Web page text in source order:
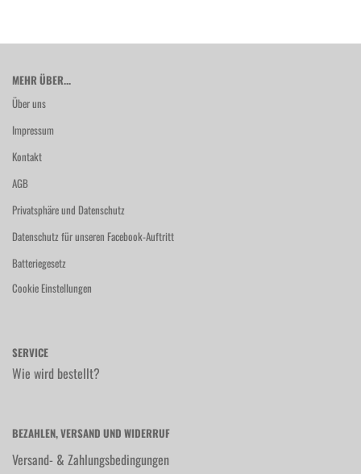
MEHR ÜBER...
Über uns
Impressum
Kontakt
AGB
Privatsphäre und Datenschutz
Datenschutz für unseren Facebook-Auftritt
Batteriegesetz
Cookie Einstellungen
SERVICE
Wie wird bestellt?
BEZAHLEN, VERSAND UND WIDERRUF
Versand- & Zahlungsbedingungen